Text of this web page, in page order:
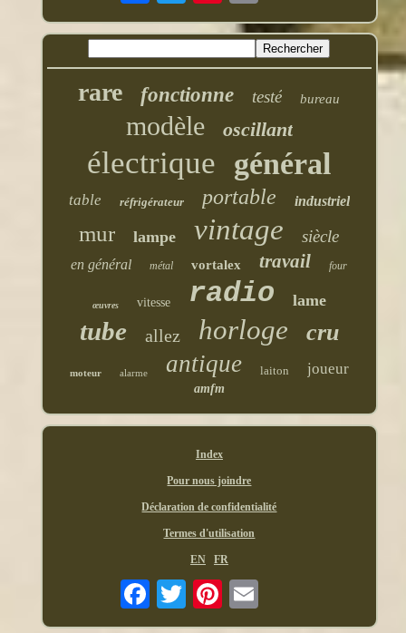
rare fonctionne testé bureau
modèle oscillant
électrique général
table réfrigérateur portable industriel
mur lampe vintage siècle
en général métal vortalex travail four
œuvres vitesse radio lame
tube allez horloge cru
moteur alarme antique laiton joueur
amfm
Index
Pour nous joindre
Déclaration de confidentialité
Termes d'utilisation
EN FR